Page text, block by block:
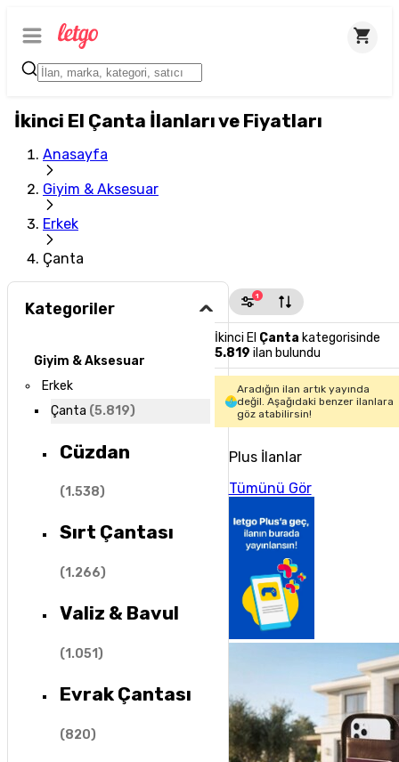
İkinci El Çanta İlanları ve Fiyatları
Anasayfa
Giyim & Aksesuar
Erkek
Çanta
Kategoriler
Giyim & Aksesuar
Erkek
Çanta (5.819)
Cüzdan
(1.538)
Sırt Çantası
(1.266)
Valiz & Bavul
(1.051)
Evrak Çantası
(820)
1
İkinci El Çanta kategorisinde
5.819 ilan bulundu
Aradığın ilan artık yayında
değil. Aşağıdaki benzer ilanlara
göz atabilirsin!
Plus İlanlar
Tümünü Gör